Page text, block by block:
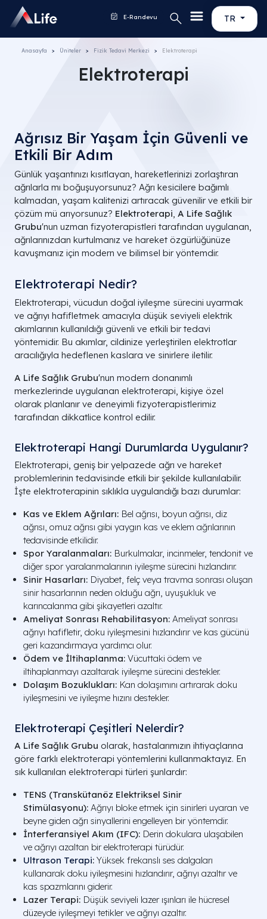
TR
E-Randevu
Anasayfa Üniteler Fizik Tedavi Merkezi Elektroterapi
Elektroterapi
Ağrısız Bir Yaşam İçin Güvenli ve
Etkili Bir Adım
Günlük yaşantınızı kısıtlayan, hareketlerinizi zorlaştıran
ağrılarla mı boğuşuyorsunuz? Ağrı kesicilere bağımlı
kalmadan, yaşam kalitenizi artıracak güvenilir ve etkili bir
çözüm mü arıyorsunuz? Elektroterapi, A Life Sağlık
Grubu'nun uzman fizyoterapistleri tarafından uygulanan,
ağrılarınızdan kurtulmanız ve hareket özgürlüğünüze
kavuşmanız için modern ve bilimsel bir yöntemdir.
Elektroterapi Nedir?
Elektroterapi, vücudun doğal iyileşme sürecini uyarmak
ve ağrıyı hafifletmek amacıyla düşük seviyeli elektrik
akımlarının kullanıldığı güvenli ve etkili bir tedavi
yöntemidir. Bu akımlar, cildinize yerleştirilen elektrotlar
aracılığıyla hedeflenen kaslara ve sinirlere iletilir.
A Life Sağlık Grubu'nun modern donanımlı
merkezlerinde uygulanan elektroterapi, kişiye özel
olarak planlanır ve deneyimli fizyoterapistlerimiz
tarafından dikkatlice kontrol edilir.
Elektroterapi Hangi Durumlarda Uygulanır?
Elektroterapi, geniş bir yelpazede ağrı ve hareket
problemlerinin tedavisinde etkili bir şekilde kullanılabilir.
İşte elektroterapinin sıklıkla uygulandığı bazı durumlar:
Kas ve Eklem Ağrıları: Bel ağrısı, boyun ağrısı, diz
ağrısı, omuz ağrısı gibi yaygın kas ve eklem ağrılarının
tedavisinde etkilidir.
Spor Yaralanmaları: Burkulmalar, incinmeler, tendonit ve
diğer spor yaralanmalarının iyileşme sürecini hızlandırır.
Sinir Hasarları: Diyabet, felç veya travma sonrası oluşan
sinir hasarlarının neden olduğu ağrı, uyuşukluk ve
karıncalanma gibi şikayetleri azaltır.
Ameliyat Sonrası Rehabilitasyon: Ameliyat sonrası
ağrıyı hafifletir, doku iyileşmesini hızlandırır ve kas gücünü
geri kazandırmaya yardımcı olur.
Ödem ve İltihaplanma: Vücuttaki ödem ve
iltihaplanmayı azaltarak iyileşme sürecini destekler.
Dolaşım Bozuklukları: Kan dolaşımını artırarak doku
iyileşmesini ve iyileşme hızını destekler.
Elektroterapi Çeşitleri Nelerdir?
A Life Sağlık Grubu olarak, hastalarımızın ihtiyaçlarına
göre farklı elektroterapi yöntemlerini kullanmaktayız. En
sık kullanılan elektroterapi türleri şunlardır:
TENS (Transkütanöz Elektriksel Sinir
Stimülasyonu): Ağrıyı bloke etmek için sinirleri uyaran ve
beyne giden ağrı sinyallerini engelleyen bir yöntemdir.
İnterferansiyel Akım (IFC): Derin dokulara ulaşabilen
ve ağrıyı azaltan bir elektroterapi türüdür.
Ultrason Terapi: Yüksek frekanslı ses dalgaları
kullanarak doku iyileşmesini hızlandırır, ağrıyı azaltır ve
kas spazmlarını giderir.
Lazer Terapi: Düşük seviyeli lazer ışınları ile hücresel
düzeyde iyileşmeyi tetikler ve ağrıyı azaltır.